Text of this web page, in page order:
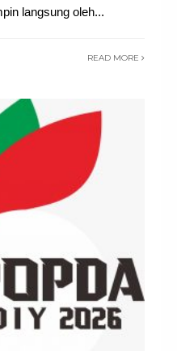
langsung oleh...
READ MORE